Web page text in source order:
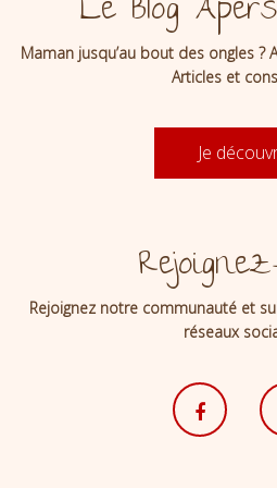
Le Blog
Maman jusqu’au bout des ongles ?
Articles et
Je
Rejoignez notre communauté et
réseaux